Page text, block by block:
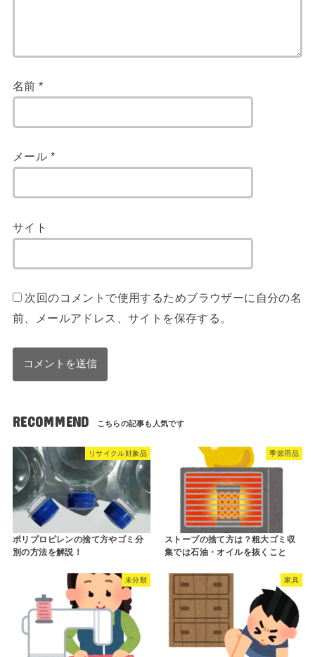
名前*
メール *
サイト
次回のコメントで使用するためブラウザーに自分の名
前、メールアドレス、サイトを保存する。
RECOMMEND
リサイクル対象品
ポリプロピレンの捨て方やゴミ分
別の方法を解説！
季節用品
ストーブの捨て方は？粗大ゴミ収
集では石油・オイルを抜くこと
未分類 家具